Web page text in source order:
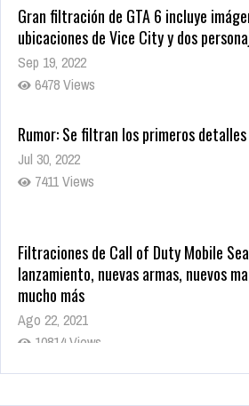
Gran filtración de GTA 6 incluye
ubicaciones de Vice City y dos
Sep 19, 2022
6478 Views
Rumor: Se filtran los primeros
Jul 30, 2022
7411 Views
Filtraciones de Call of Duty Mobile
lanzamiento, nuevas armas, nuevos
mucho más
Ago 22, 2021
10814 Views
La configuración de Call of Duty